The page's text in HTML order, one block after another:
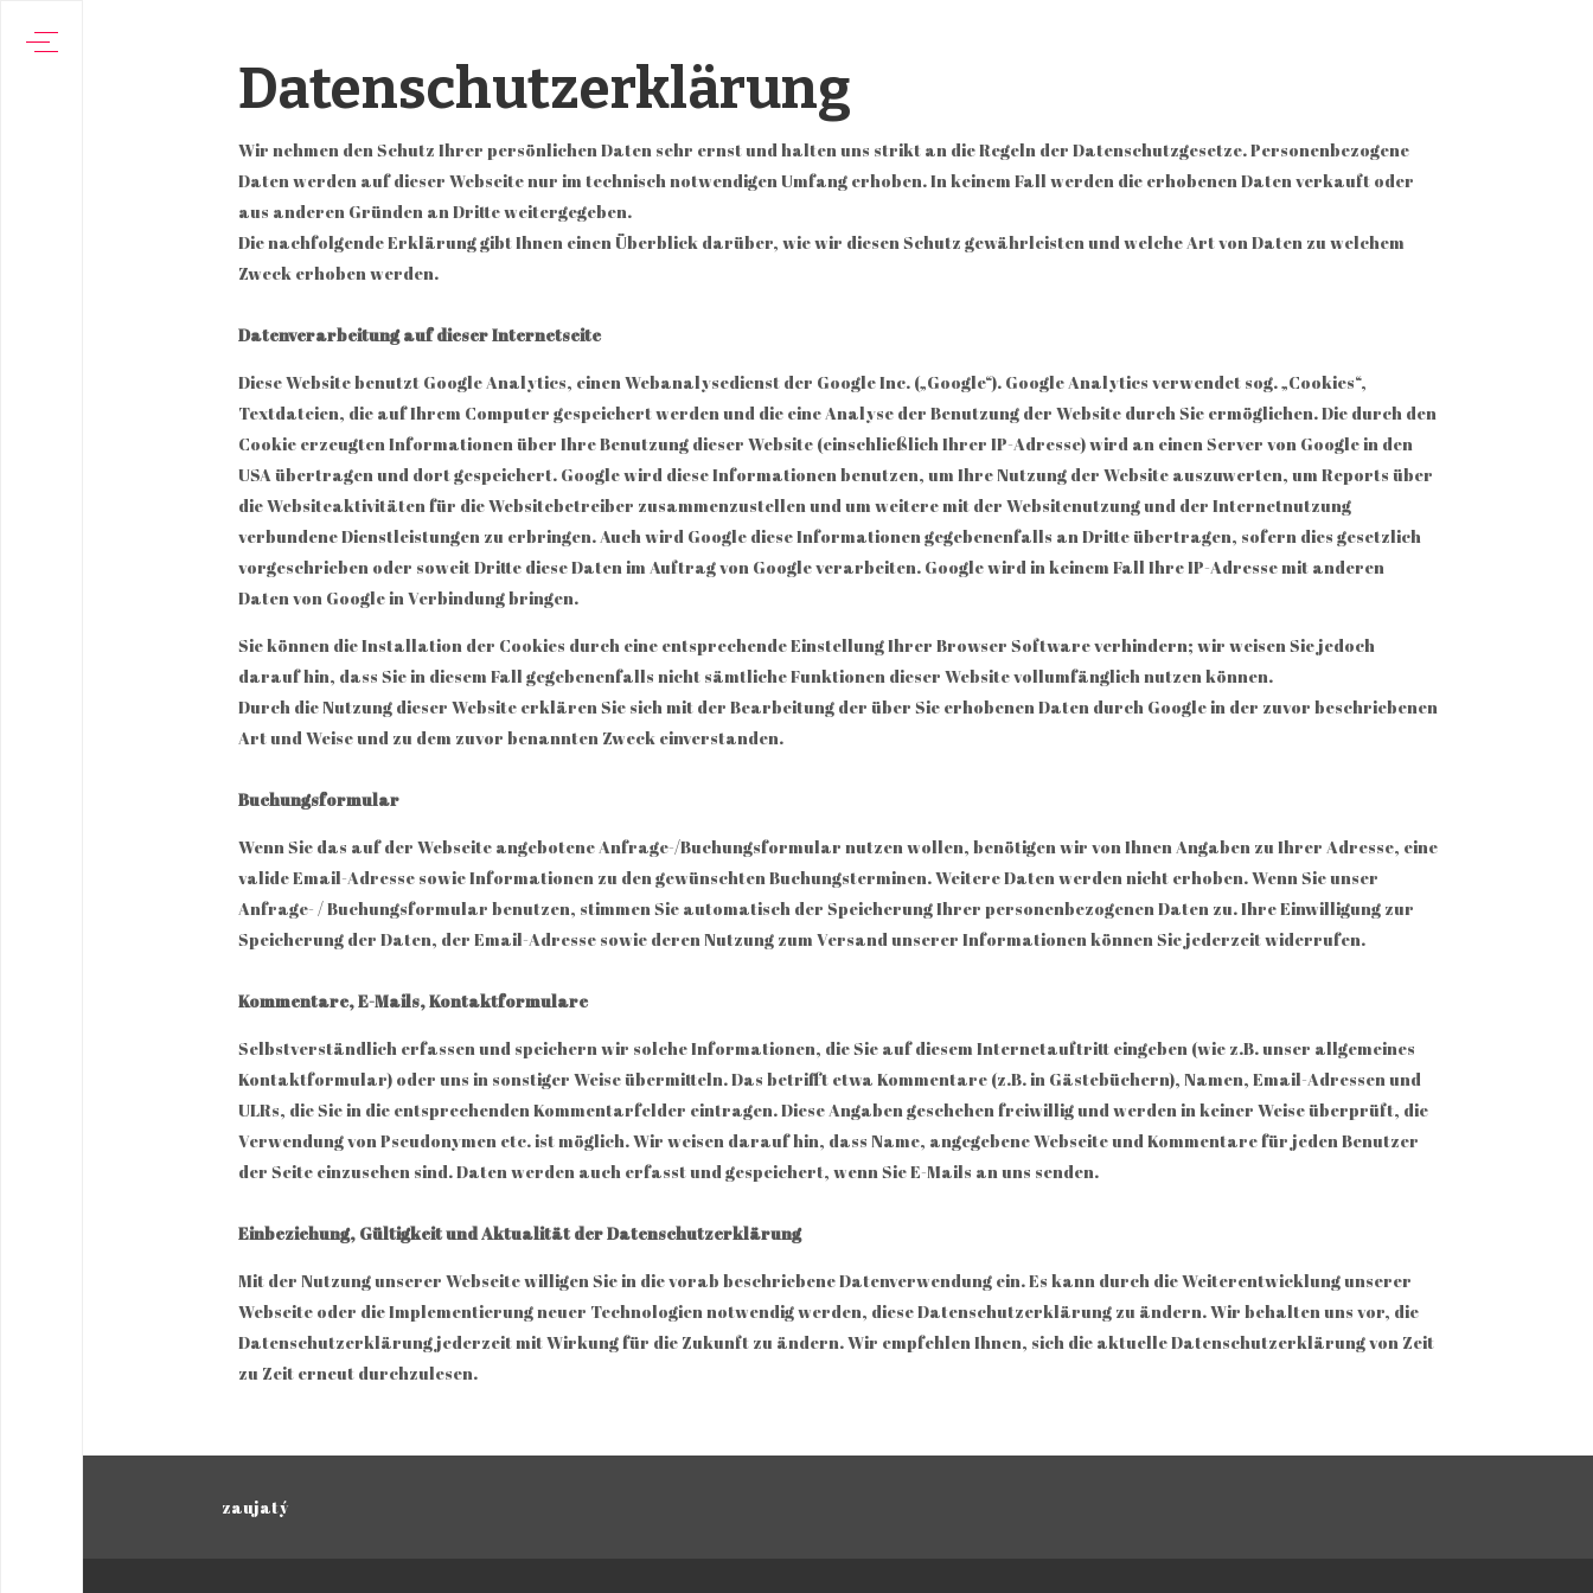
Datenschutzerklärung
Wir nehmen den Schutz Ihrer persönlichen Daten sehr ernst und halten uns strikt an die Regeln der Datenschutzgesetze. Personenbezogene
Daten werden auf dieser Webseite nur im technisch notwendigen Umfang erhoben. In keinem Fall werden die erhobenen Daten verkauft oder
aus anderen Gründen an Dritte weitergegeben.
Die nachfolgende Erklärung gibt Ihnen einen Überblick darüber, wie wir diesen Schutz gewährleisten und welche Art von Daten zu welchem
Zweck erhoben werden.
Datenverarbeitung auf dieser Internetseite
Diese Website benutzt Google Analytics, einen Webanalysedienst der Google Inc. („Google“). Google Analytics verwendet sog. „Cookies“,
Textdateien, die auf Ihrem Computer gespeichert werden und die eine Analyse der Benutzung der Website durch Sie ermöglichen. Die durch den
Cookie erzeugten Informationen über Ihre Benutzung dieser Website (einschließlich Ihrer IP-Adresse) wird an einen Server von Google in den
USA übertragen und dort gespeichert. Google wird diese Informationen benutzen, um Ihre Nutzung der Website auszuwerten, um Reports über
die Websiteaktivitäten für die Websitebetreiber zusammenzustellen und um weitere mit der Websitenutzung und der Internetnutzung
verbundene Dienstleistungen zu erbringen. Auch wird Google diese Informationen gegebenenfalls an Dritte übertragen, sofern dies gesetzlich
vorgeschrieben oder soweit Dritte diese Daten im Auftrag von Google verarbeiten. Google wird in keinem Fall Ihre IP-Adresse mit anderen
Daten von Google in Verbindung bringen.
Sie können die Installation der Cookies durch eine entsprechende Einstellung Ihrer Browser Software verhindern; wir weisen Sie jedoch
darauf hin, dass Sie in diesem Fall gegebenenfalls nicht sämtliche Funktionen dieser Website vollumfänglich nutzen können.
Durch die Nutzung dieser Website erklären Sie sich mit der Bearbeitung der über Sie erhobenen Daten durch Google in der zuvor beschriebenen
Art und Weise und zu dem zuvor benannten Zweck einverstanden.
Buchungsformular
Wenn Sie das auf der Webseite angebotene Anfrage-/Buchungsformular nutzen wollen, benötigen wir von Ihnen Angaben zu Ihrer Adresse, eine
valide Email-Adresse sowie Informationen zu den gewünschten Buchungsterminen. Weitere Daten werden nicht erhoben. Wenn Sie unser
Anfrage- / Buchungsformular benutzen, stimmen Sie automatisch der Speicherung Ihrer personenbezogenen Daten zu. Ihre Einwilligung zur
Speicherung der Daten, der Email-Adresse sowie deren Nutzung zum Versand unserer Informationen können Sie jederzeit widerrufen.
Kommentare, E-Mails, Kontaktformulare
Selbstverständlich erfassen und speichern wir solche Informationen, die Sie auf diesem Internetauftritt eingeben (wie z.B. unser allgemeines
Kontaktformular) oder uns in sonstiger Weise übermitteln. Das betrifft etwa Kommentare (z.B. in Gästebüchern), Namen, Email-Adressen und
ULRs, die Sie in die entsprechenden Kommentarfelder eintragen. Diese Angaben geschehen freiwillig und werden in keiner Weise überprüft, die
Verwendung von Pseudonymen etc. ist möglich. Wir weisen darauf hin, dass Name, angegebene Webseite und Kommentare für jeden Benutzer
der Seite einzusehen sind. Daten werden auch erfasst und gespeichert, wenn Sie E-Mails an uns senden.
Einbeziehung, Gültigkeit und Aktualität der Datenschutzerklärung
Mit der Nutzung unserer Webseite willigen Sie in die vorab beschriebene Datenverwendung ein. Es kann durch die Weiterentwicklung unserer
Webseite oder die Implementierung neuer Technologien notwendig werden, diese Datenschutzerklärung zu ändern. Wir behalten uns vor, die
Datenschutzerklärung jederzeit mit Wirkung für die Zukunft zu ändern. Wir empfehlen Ihnen, sich die aktuelle Datenschutzerklärung von Zeit
zu Zeit erneut durchzulesen.
zaujatý